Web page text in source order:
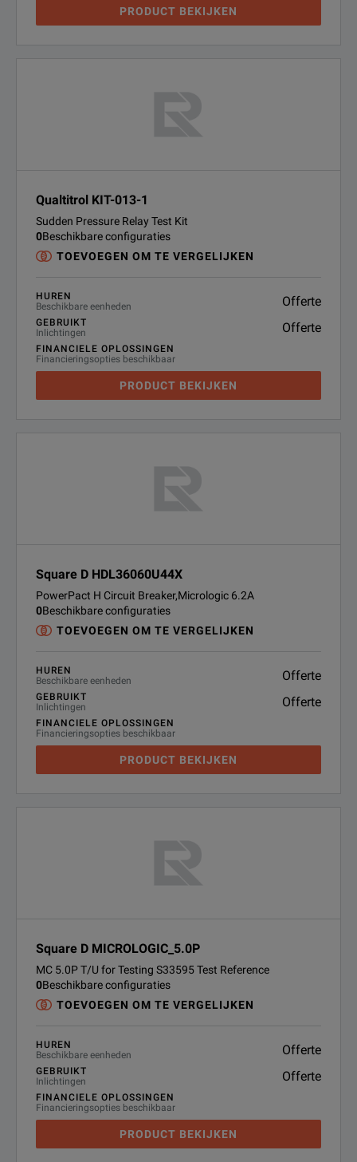
PRODUCT BEKIJKEN
Qualtitrol KIT-013-1
Sudden Pressure Relay Test Kit
0Beschikbare configuraties
TOEVOEGEN OM TE VERGELIJKEN
HUREN
Beschikbare eenheden
Offerte
GEBRUIKT
Inlichtingen
Offerte
FINANCIELE OPLOSSINGEN
Financieringsopties beschikbaar
PRODUCT BEKIJKEN
Square D HDL36060U44X
PowerPact H Circuit Breaker,Micrologic 6.2A
0Beschikbare configuraties
TOEVOEGEN OM TE VERGELIJKEN
HUREN
Beschikbare eenheden
Offerte
GEBRUIKT
Inlichtingen
Offerte
FINANCIELE OPLOSSINGEN
Financieringsopties beschikbaar
PRODUCT BEKIJKEN
Square D MICROLOGIC_5.0P
MC 5.0P T/U for Testing S33595 Test Reference
0Beschikbare configuraties
TOEVOEGEN OM TE VERGELIJKEN
HUREN
Beschikbare eenheden
Offerte
GEBRUIKT
Inlichtingen
Offerte
FINANCIELE OPLOSSINGEN
Financieringsopties beschikbaar
PRODUCT BEKIJKEN